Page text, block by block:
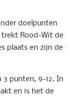
doelpunten
trekt Rood-Wit de
plaats en zijn de
punten, 9-12. In
en is het de